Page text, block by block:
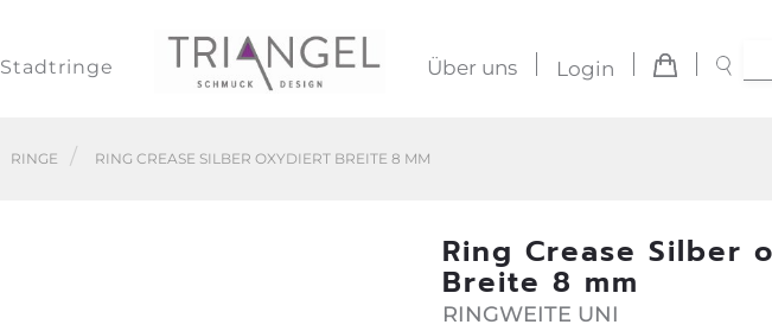
Stadtringe Über uns Login
RINGE RING CREASE SILBER OXYDIERT BREITE 8 MM
Ring Crease Silber
Breite 8 mm
RINGWEITE UNI